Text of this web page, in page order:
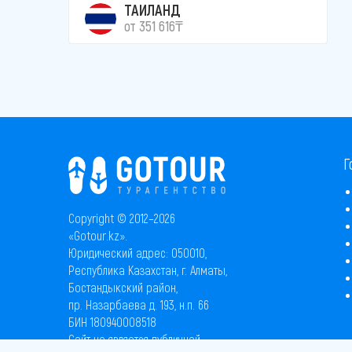
ТАИЛАНД
от 351 616₸
Copyright © 2012–2026
«Gotour.kz».
Юридический адрес: 050010,
Республика Казахстан, г. Алматы,
Бостандыкский район,
пр. Назарбаева д. 193, н.п. 66
БИН 180940008518
Сайт не является публичной